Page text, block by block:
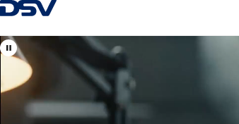
Voltar à página inicial